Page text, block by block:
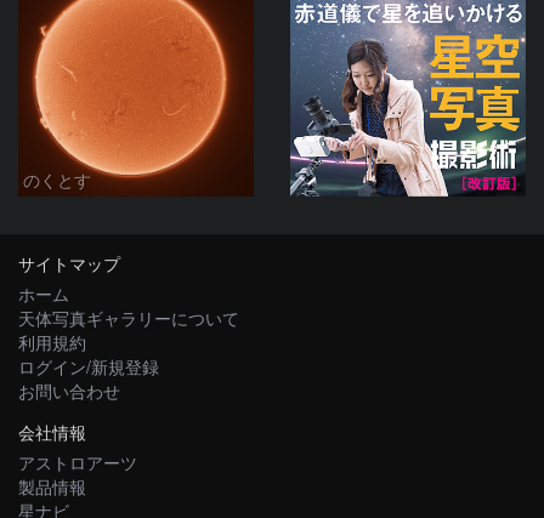
のくとす
サイトマップ
ホーム
天体写真ギャラリーについて
利用規約
ログイン/新規登録
お問い合わせ
会社情報
アストロアーツ
製品情報
星ナビ